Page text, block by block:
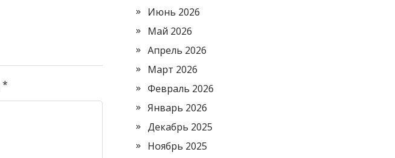
*
Июнь 2026
Май 2026
Апрель 2026
Март 2026
Февраль 2026
Январь 2026
Декабрь 2025
Ноябрь 2025